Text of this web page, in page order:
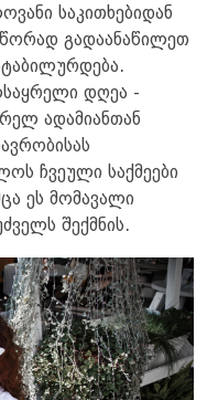
საკითხებიდან
გადაანაწილეთ
დღეა -
ადამიანთან
ჩვეული საქმეები
ეს მომავალი
შექმნის.